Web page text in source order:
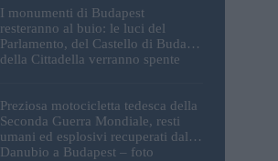
I monumenti di Budapest
resteranno al buio: le luci del
Parlamento, del Castello di Buda e
della Cittadella verranno spente
Preziosa motocicletta tedesca della
Seconda Guerra Mondiale, resti
umani ed esplosivi recuperati dal
Danubio a Budapest – foto